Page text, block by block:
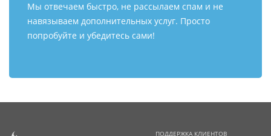
Мы отвечаем быстро, не рассылаем спам и не
навязываем дополнительных услуг. Просто
попробуйте и убедитесь сами!
ПОДДЕРЖКА КЛИЕНТОВ